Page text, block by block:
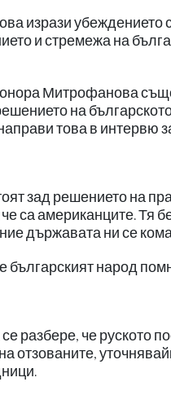
изрази убеждението
и стремежа на
Митрофанова
на
това в интервю
зад решението на
са американците. Тя
държавата ни се
българският народ
разбере, че руското
отзованите,